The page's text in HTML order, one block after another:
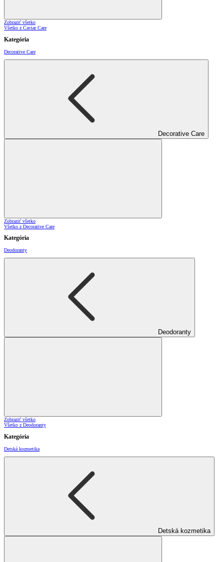
Zobraziť všetko
Všetko z Caviar Care
Kategória
Decorative Care
Decorative Care
Zobraziť všetko
Všetko z Decorative Care
Kategória
Deodoranty
Deodoranty
Zobraziť všetko
Všetko z Deodoranty
Kategória
Detská kozmetika
Detská kozmetika